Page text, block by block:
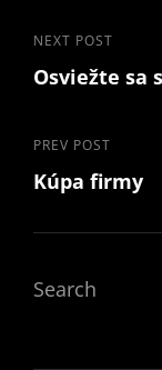
Post
Previous
Post
PREV POST
Kúpa firmy
Next
Post
NEXT POST
Osviežte sa
Search